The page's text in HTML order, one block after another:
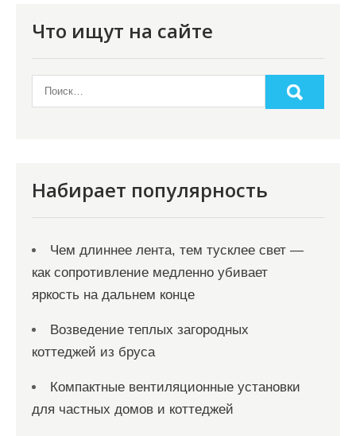
м
Что ищут на сайте
Набирает популярность
Чем длиннее лента, тем тусклее свет —
как сопротивление медленно убивает
яркость на дальнем конце
Возведение теплых загородных
коттеджей из бруса
Компактные вентиляционные установки
для частных домов и коттеджей